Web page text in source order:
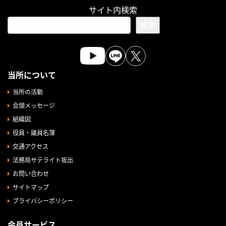
サイト内検索
当所について
当所の活動
会頭メッセージ
組織図
役員・議員名簿
交通アクセス
法務局サテライト坂出
お問い合わせ
サイトマップ
プライバシーポリシー